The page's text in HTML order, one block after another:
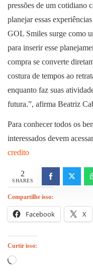
pressões de um cotidiano
planejar essas
GOL Smiles surge como
para inserir esse
compra se converte
costura de tempos ao
enquanto faz suas
futura.”, afirma Beatriz
Para conhecer todos os
interessados devem
credito
2
SHARES
Compartilhe isso:
Facebook X
Curtir isso:
Carregando...